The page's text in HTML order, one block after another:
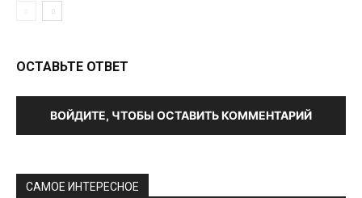
ОСТАВЬТЕ ОТВЕТ
ВОЙДИТЕ, ЧТОБЫ ОСТАВИТЬ КОММЕНТАРИЙ
САМОЕ ИНТЕРЕСНОЕ